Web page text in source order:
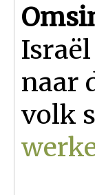
naar
volk